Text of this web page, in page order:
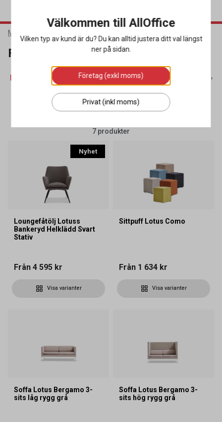
Möbler & Inredning
Fåtöljer & Soffor
Fåtöljer & Soffor (7) Förvaringsmöbler (16)
SORTERA FILTRERA
7 produkter
Nyhet
Loungefåtölj Lotuss
Bankeryd Helklädd Svart
Stativ
Från 4 595 kr
Visa varianter
Sittpuff Lotus Como
Från 1 634 kr
Visa varianter
Soffa Lotus Bergamo 3-
sits låg rygg grå
Soffa Lotus Bergamo 3-
sits hög rygg grå
Välkommen till AllOffice
Vilken typ av kund är du? Du kan alltid justera ditt val längst
ner på sidan.
Företag (exkl moms)
Privat (inkl moms)